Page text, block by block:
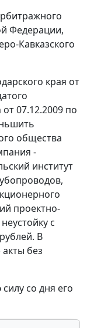
Федерации,
Кавказского
края от
07.12.2009 по
общества
-
институт
проектно-
с
В
без
со дня его